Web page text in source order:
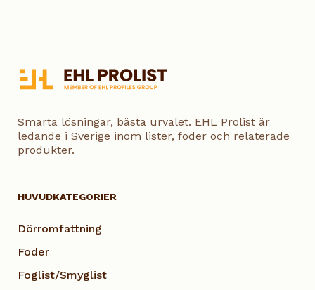
Smarta lösningar, bästa urvalet. EHL Prolist är
ledande i Sverige inom lister, foder och relaterade
produkter.
HUVUDKATEGORIER
Dörromfattning
Foder
Foglist/Smyglist